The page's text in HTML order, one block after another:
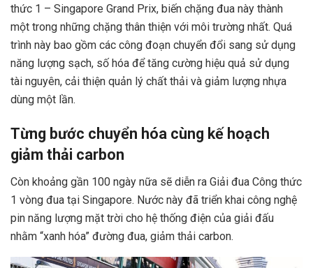
thức 1 – Singapore Grand Prix, biến chặng đua này thành
một trong những chặng thân thiện với môi trường nhất. Quá
trình này bao gồm các công đoạn chuyển đổi sang sử dụng
năng lượng sạch, số hóa để tăng cường hiệu quả sử dụng
tài nguyên, cải thiện quản lý chất thải và giảm lượng nhựa
dùng một lần.
Từng bước chuyển hóa cùng kế hoạch
giảm thải carbon
Còn khoảng gần 100 ngày nữa sẽ diễn ra Giải đua Công thức
1 vòng đua tại Singapore. Nước này đã triển khai công nghệ
pin năng lượng mặt trời cho hệ thống điện của giải đấu
nhằm “xanh hóa” đường đua, giảm thải carbon.